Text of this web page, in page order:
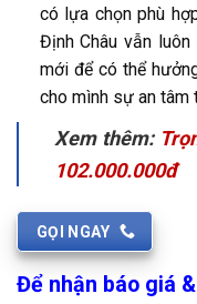
có lựa chọn phù
Định Châu vẫn
mới để có thể
cho mình sự an tâm
Xem thêm:
102.000.000đ
GỌI NGAY
Để nhận báo giá